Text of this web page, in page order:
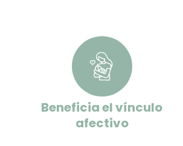
Beneficia el vínculo
afectivo